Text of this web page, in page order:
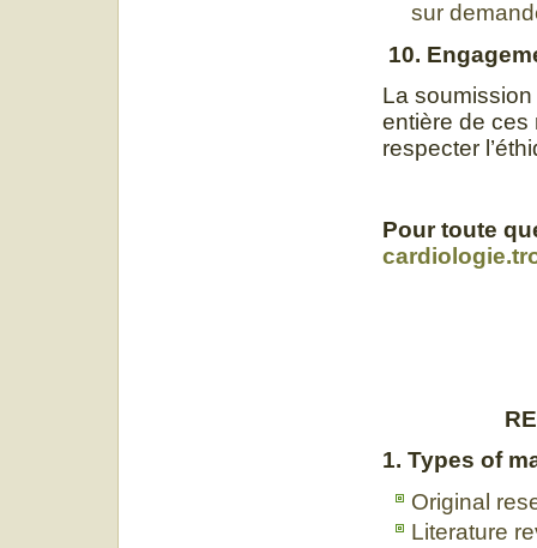
sur
10.
La soumission
entière de ces
respecter
Pour toute
1. Types of
Original
Literature